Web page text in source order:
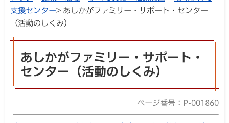
支援センター> あしかがファミリー・サポート・センター
（活動のしくみ）
あしかがファミリー・サポート・
センター（活動のしくみ）
ページ番号：P-001860